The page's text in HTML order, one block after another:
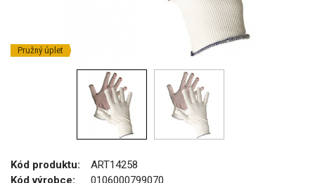
Pružný úplet
Kód produktu:
ART14258
Kód výrobce:
0106000799070